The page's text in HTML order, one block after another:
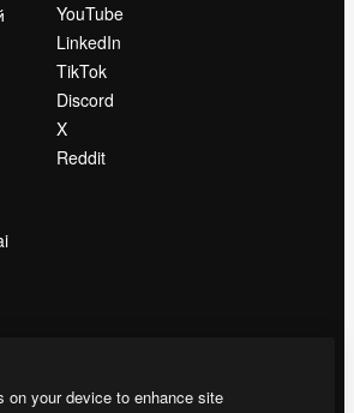
YouTube
LinkedIn
TikTok
Discord
X
Reddit
on your device to enhance site